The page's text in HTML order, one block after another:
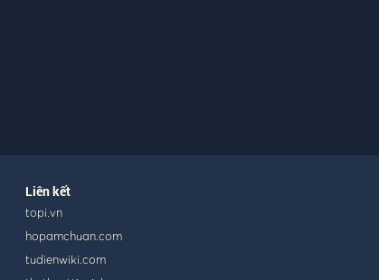
Liên kết
topi.vn
hopamchuan.com
tudienwiki.com